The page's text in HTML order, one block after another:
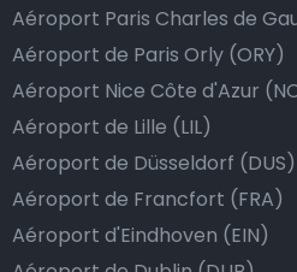
dépasse vos attentes, vous
de donner un pourboire.
La manière la plus simple
le prix de la course au
au chauffeur de ne pas
avoir donné un billet plus
course.
Aéroport Paris Charles de
Aéroport de Paris Orly (ORY)
Aéroport Nice Côte d'Azur
Aéroport de Lille (LIL)
Aéroport de Düsseldorf (DUS)
Aéroport de Francfort (FRA)
Aéroport d'Eindhoven (EIN)